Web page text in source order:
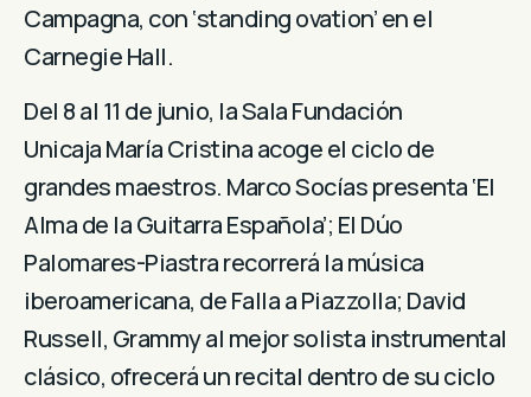
Campagna, con ‘standing ovation’ en el
Carnegie Hall.
Del 8 al 11 de junio, la Sala Fundación
Unicaja María Cristina acoge el ciclo de
grandes maestros. Marco Socías presenta ‘El
Alma de la Guitarra Española’; El Dúo
Palomares-Piastra recorrerá la música
iberoamericana, de Falla a Piazzolla; David
Russell, Grammy al mejor solista instrumental
clásico, ofrecerá un recital dentro de su ciclo